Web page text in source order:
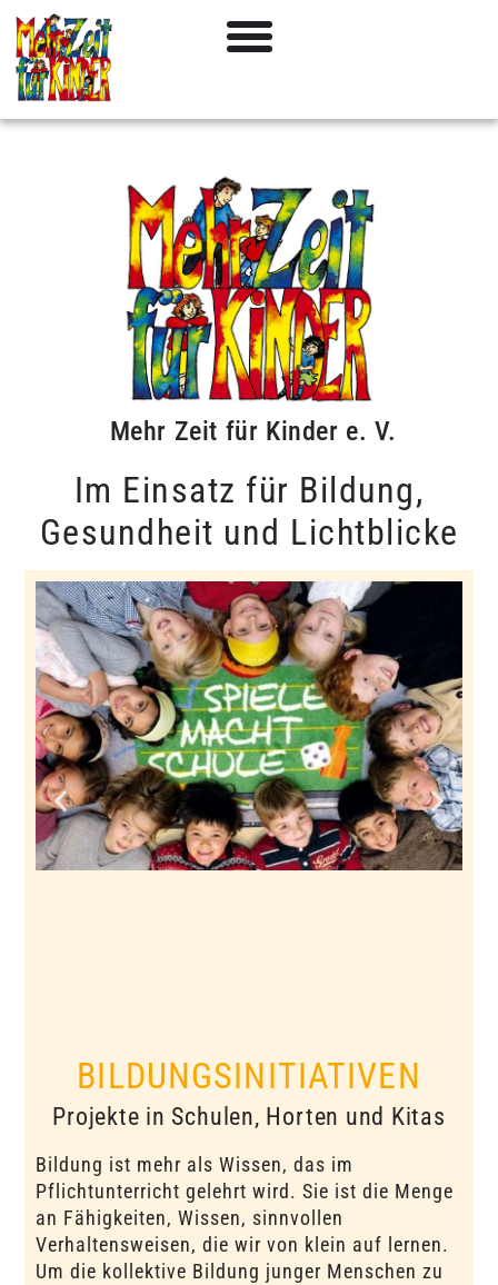
Mehr Zeit für Kinder e. V.
Im Einsatz für Bildung,
Gesundheit und Lichtblicke
BILDUNGSINITIATIVEN
Projekte in Schulen, Horten und Kitas
Bildung ist mehr als Wissen, das im
Pflichtunterricht gelehrt wird. Sie ist die Menge
an Fähigkeiten, Wissen, sinnvollen
Verhaltensweisen, die wir von klein auf lernen.
Um die kollektive Bildung junger Menschen zu